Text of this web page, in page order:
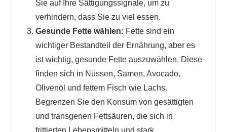
Sie auf Ihre Sättigungssignale, um zu
verhindern, dass Sie zu viel essen.
Gesunde Fette wählen: Fette sind ein
wichtiger Bestandteil der Ernährung, aber es
ist wichtig, gesunde Fette auszuwählen. Diese
finden sich in Nüssen, Samen, Avocado,
Olivenöl und fettem Fisch wie Lachs.
Begrenzen Sie den Konsum von gesättigten
und transgenen Fettsäuren, die sich in